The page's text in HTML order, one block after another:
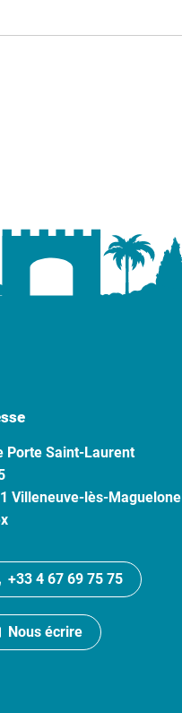
dans un nouvel onglet)
onglet)
Porte Saint-Laurent
Villeneuve-lès-Maguelone
+33 4 67 69 75 75
Nous écrire